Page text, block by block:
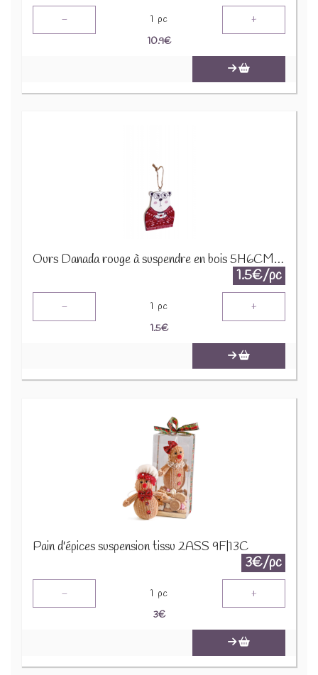
- 1 pc +
10.9€
Ours Danada rouge à suspendre en bois 5H6CM 12160
1.5€/pc
- 1 pc +
1.5€
Pain d'épices suspension tissu 2ASS 9F|13C
3€/pc
- 1 pc +
3€